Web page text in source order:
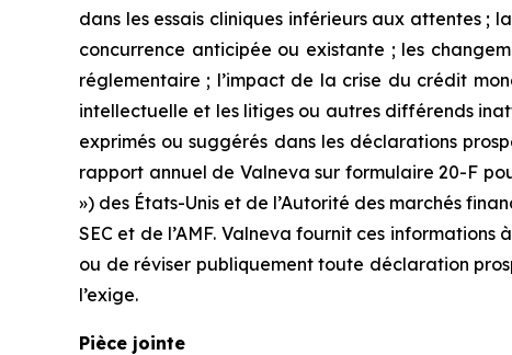
dans les essais cliniques inférieurs aux attentes
concurrence anticipée ou existante ; les
réglementaire ; l’impact de la crise du crédit
intellectuelle et les litiges ou autres différends
exprimés ou suggérés dans les déclarations
rapport annuel de Valneva sur formulaire 20-F
») des États-Unis et de l’Autorité des marchés
SEC et de l’AMF. Valneva fournit ces
ou de réviser publiquement toute déclaration
l’exige.
Pièce jointe